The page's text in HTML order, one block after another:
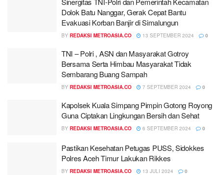
Dolok Batu Nanggar, Gerak Cepat Bantu
Evakuasi Korban Banjir di Simalungun
BY REDAKSI METROASIA.CO 13 SEPTEMBER 2024 0
TNI – Polri , ASN dan Masyarakat Gotroy
Bersama Serta Himbau Masyarakat Tidak
Sembarang Buang Sampah
BY REDAKSI METROASIA.CO 7 SEPTEMBER 2024 0
Kapolsek Kuala Simpang Pimpin Gotong Royong
Guna Ciptakan Lingkungan Bersih dan Sehat
BY REDAKSI METROASIA.CO 6 SEPTEMBER 2024 0
Pastikan Kesehatan Petugas PUSS, Sidokkes
Polres Aceh Timur Lakukan Rikkes
BY REDAKSI METROASIA.CO 13 JULI 2024 0